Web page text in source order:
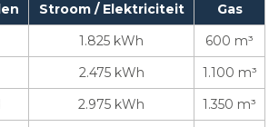
Stroom / Elektriciteit
Gas
1.825 kWh
600 m³
2.475 kWh
1.100 m³
2.975 kWh
1.350 m³